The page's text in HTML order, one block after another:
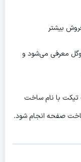
بیشتر
معرفی می‌شود و
تیکت با نام ساخت
صفحه انجام شود.